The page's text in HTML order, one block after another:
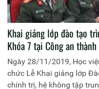
Khai giảng lớp đào tạo
Khóa 7 tại Công an
Ngày 28/11/2019, Học
chức Lễ Khai giảng lớp
chính trị, hệ không tập